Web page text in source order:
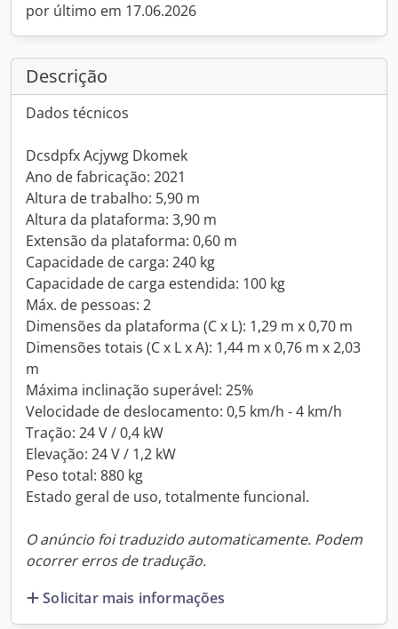
por último em 17.06.2026
Descrição
Dados técnicos
Dcsdpfx Acjywg Dkomek
Ano de fabricação: 2021
Altura de trabalho: 5,90 m
Altura da plataforma: 3,90 m
Extensão da plataforma: 0,60 m
Capacidade de carga: 240 kg
Capacidade de carga estendida: 100 kg
Máx. de pessoas: 2
Dimensões da plataforma (C x L): 1,29 m x 0,70 m
Dimensões totais (C x L x A): 1,44 m x 0,76 m x 2,03
m
Máxima inclinação superável: 25%
Velocidade de deslocamento: 0,5 km/h - 4 km/h
Tração: 24 V / 0,4 kW
Elevação: 24 V / 1,2 kW
Peso total: 880 kg
Estado geral de uso, totalmente funcional.
O anúncio foi traduzido automaticamente. Podem
ocorrer erros de tradução.
Solicitar mais informações